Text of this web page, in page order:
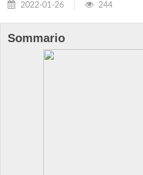
2022-01-26 244
Sommario